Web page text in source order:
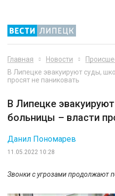
Главная Новости
В Липецке эвакуируют суды,
просят не паниковать
В Липецке
больницы – власти
11.05.2022 10:28
Данил Пономарев
Звонки с угрозами продолжают